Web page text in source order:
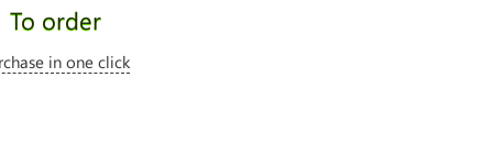
To order
in one click